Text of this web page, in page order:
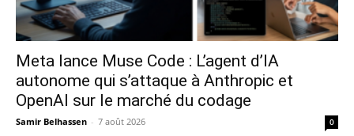
Meta lance Muse Code : L’agent d’IA
autonome qui s’attaque à Anthropic et
OpenAI sur le marché du codage
Samir Belhassen - 7 août 2026 0